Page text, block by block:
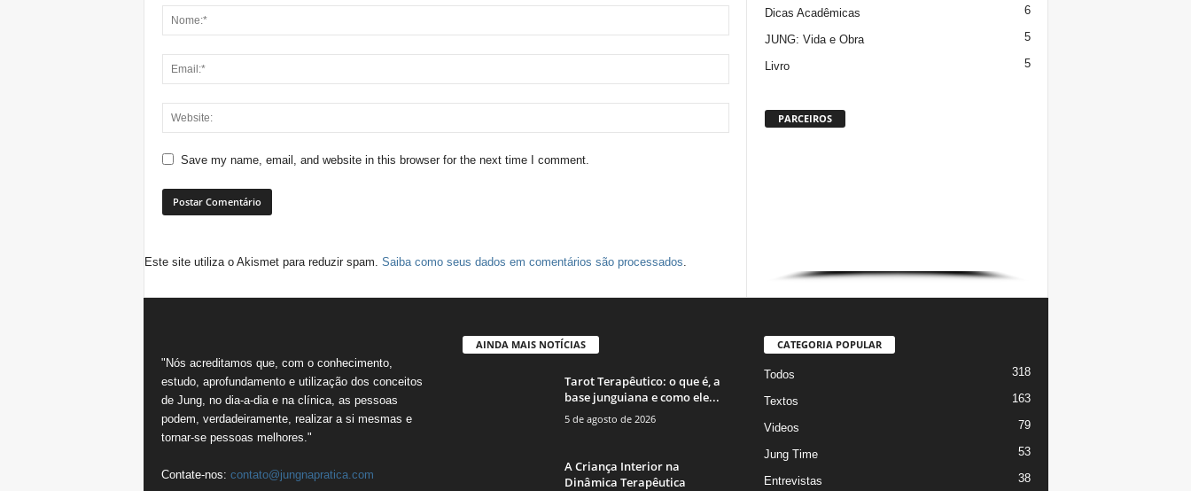
Save my name, email, and website in this browser for the next time I comment.
Este site utiliza o Akismet para reduzir spam. Saiba como seus dados em comentários são processados.
Dicas Acadêmicas 6
JUNG: Vida e Obra 5
Livro 5
PARCEIROS
"Nós acreditamos que, com o conhecimento,
estudo, aprofundamento e utilização dos conceitos
de Jung, no dia-a-dia e na clínica, as pessoas
podem, verdadeiramente, realizar a si mesmas e
tornar-se pessoas melhores."
Contate-nos: contato@jungnapratica.com
AINDA MAIS NOTÍCIAS
Tarot Terapêutico: o que é, a
base junguiana e como ele...
5 de agosto de 2026
A Criança Interior na
Dinâmica Terapêutica
CATEGORIA POPULAR
Todos 318
Textos 163
Videos 79
Jung Time 53
Entrevistas 38